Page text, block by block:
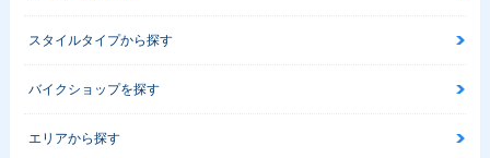
スタイルタイプから探す
バイクショップを探す
エリアから探す